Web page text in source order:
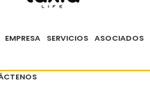
EMPRESA SERVICIOS ASOCIADOS